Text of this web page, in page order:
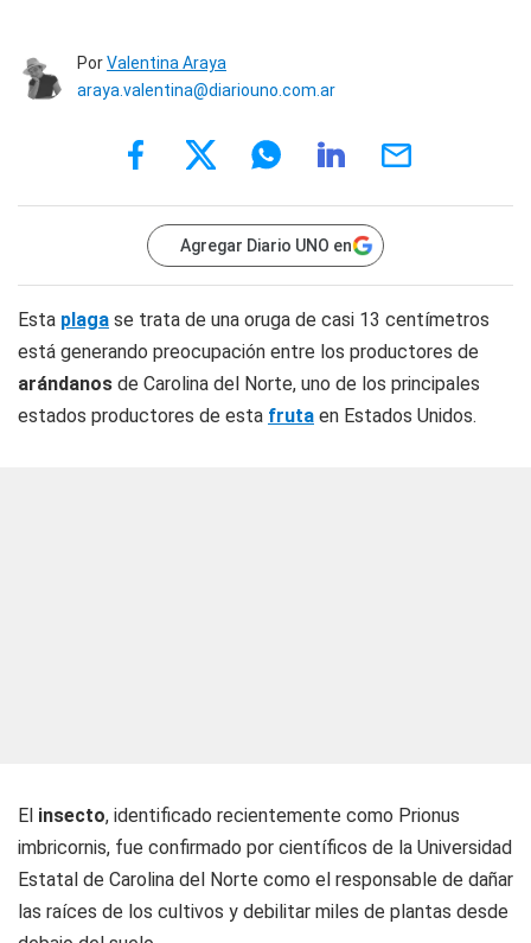
PorValentina Araya
araya.valentina@diariouno.com.ar
Agregar Diario UNO en
Esta plaga se trata de una oruga de casi 13 centímetros
está generando preocupación entre los productores de
arándanos de Carolina del Norte, uno de los principales
estados productores de esta fruta en Estados Unidos.
El insecto, identificado recientemente como Prionus
imbricornis, fue confirmado por científicos de la Universidad
Estatal de Carolina del Norte como el responsable de dañar
las raíces de los cultivos y debilitar miles de plantas desde